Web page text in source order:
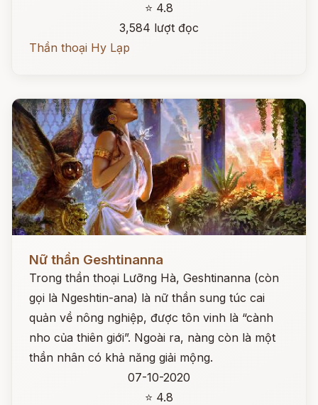
⭐ 4.8
3,584 lượt đọc
Thần thoại Hy Lạp
Nữ thần Geshtinanna
Trong thần thoại Lưỡng Hà, Geshtinanna (còn
gọi là Ngeshtin-ana) là nữ thần sung túc cai
quản về nông nghiệp, được tôn vinh là “cành
nho của thiên giới”. Ngoài ra, nàng còn là một
thần nhân có khả năng giải mộng.
07-10-2020
⭐ 4.8